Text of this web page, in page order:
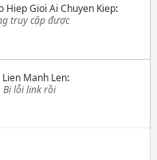
Hiep Gioi Ai Chuyen Kiep:
truy cập được
Manh Len:
Bị lỗi link rồi